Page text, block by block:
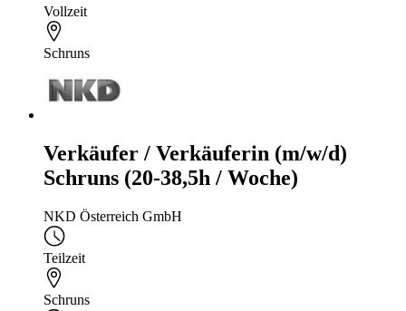
Vollzeit
Schruns
Verkäufer / Verkäuferin (m/w/d)
Schruns (20-38,5h / Woche)
NKD Österreich GmbH
Teilzeit
Schruns